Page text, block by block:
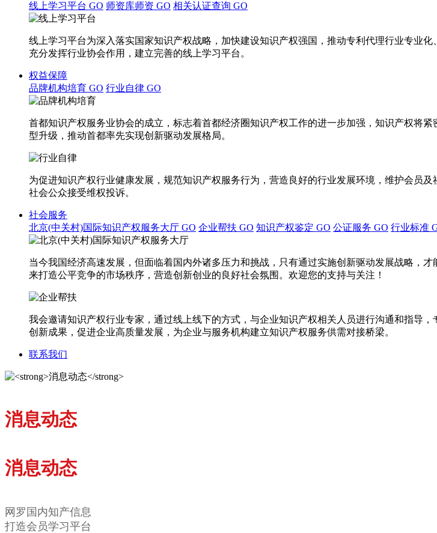
线上学习平台 GO 师资库师资 GO 相关认证查询 GO
线上学习平台为深入落实国家知识产权战略，加快建设知识产权强国，推动专利代理行业专业
充分发挥行业协会作用，建立完善的线上学习平台。
权益保障
品牌机构培育 GO 行业自律 GO
首都知识产权服务业协会的成立，标志着首都经济圈知识产权工作的进一步加强，知识产权将
型升级，推动首都率先实现创新驱动发展格局。
为促进知识产权行业健康发展，规范知识产权服务行为，营造良好的行业发展环境，维护会
社会公众接受维权投诉。
社会服务
北京(中关村)国际知识产权服务大厅 GO 企业帮扶 GO 知识产权鉴定 GO 公证服务 GO 行业标准
当今我国经济高速发展，但面临着国内外诸多压力和挑战，只有通过实施创新驱动发展战略，
来打造公平竞争的市场秩序，营造创新创业的良好社会氛围。欢迎您的支持与关注！
我会邀请知识产权行业专家，通过线上线下的方式，与企业知识产权相关人员进行沟通和指导
创新成果，促进企业高质量发展，为企业与服务机构建立知识产权服务供需对接桥梁。
联系我们
消息动态
消息动态
网罗国内知产信息
打造会员学习平台